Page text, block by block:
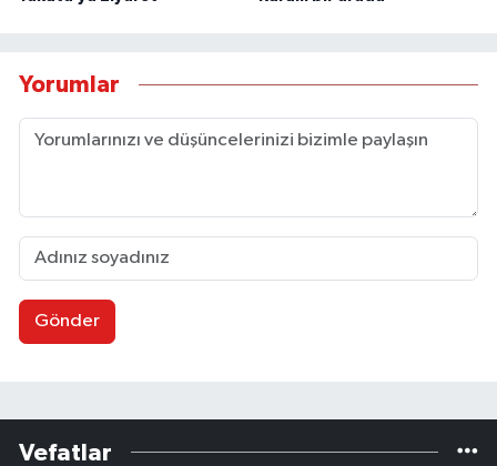
Yorumlar
Gönder
Vefatlar